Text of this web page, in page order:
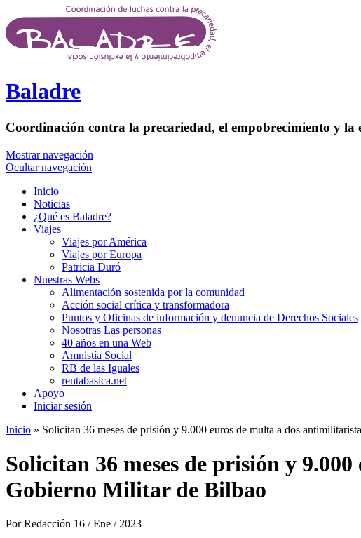
Pasar al contenido principal
Baladre
Coordinación contra la precariedad, el empobrecimiento y la
Mostrar navegación
Ocultar navegación
Inicio
Noticias
¿Qué es Baladre?
Viajes
Viajes por América
Viajes por Europa
Patricia Duró
Nuestras Webs
Alimentación sostenida por la comunidad
Acción social crítica y transformadora
Puntos y Oficinas de información y denuncia de Derechos Sociales
Nosotras Las personas
40 años en una Web
Amnistía Social
RB de las Iguales
rentabasica.net
Apoyo
Iniciar sesión
Inicio » Solicitan 36 meses de prisión y 9.000 euros de multa a dos
Solicitan 36 meses de prisión y
Gobierno Militar de Bilbao
PorRedacción 16 / Ene / 2023